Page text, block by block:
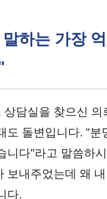
하는 가장
담실을 찾으신
도 돌변입니다. "
니다"라고 말씀하
보내주었는데 왜
다.